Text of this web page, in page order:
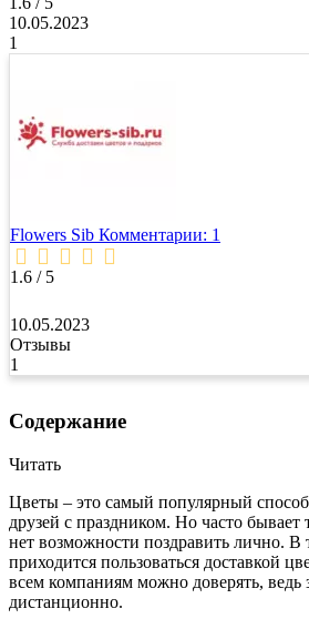
10.05.2023
1
Flowers Sib Комментарии: 1
1.6 / 5
10.05.2023
Отзывы
1
Содержание
Читать
Цветы – это самый популярный
друзей с праздником. Но часто
нет возможности поздравить лично. В
приходится пользоваться доставкой
всем компаниям можно доверять, ведь
дистанционно.